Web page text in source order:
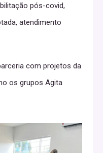
pós-covid,
atendimento
com projetos da
os grupos Agita